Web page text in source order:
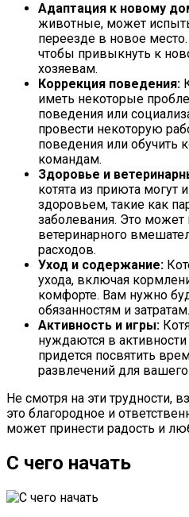
Адаптация к новому
животные, может
переезде в новое
чтобы привыкнуть к
хозяевам.
Коррекция поведения:
иметь некоторые
поведения или
провести некоторую
поведения или обучить
командам.
Здоровье и
котята из приюта могут
здоровьем, такие как
заболевания. Это может
ветеринарного
расходов.
Уход и содержание:
ухода, включая
комфорте. Вам нужно
обязанностям и затратам.
Активность и игры:
нуждаются в
придется посвятить
развлечений для вашего
Не смотря на эти трудности,
это благородное и
может принести радость и
С чего начать